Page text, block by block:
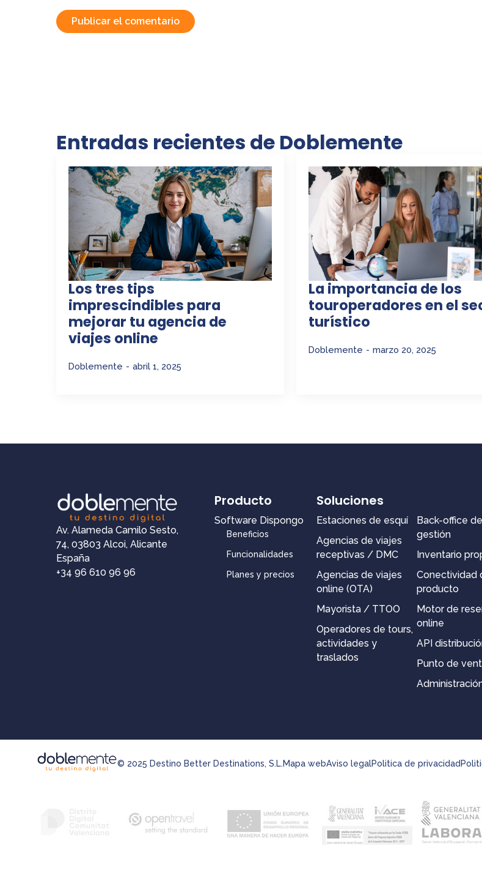
Entradas recientes de Doblemente
Los tres tips
imprescindibles para
mejorar tu agencia de
viajes online
Doblemente abril 1, 2025
La importancia de los
touroperadores en el
turístico
Doblemente marzo 20, 2025
Av. Alameda Camilo Sesto,
74, 03803 Alcoi, Alicante
España
+34 96 610 96 96
Producto
Software Dispongo
Beneficios
Funcionalidades
Planes y precios
Soluciones
Estaciones de esquí
Agencias de viajes
receptivas / DMC
Agencias de viajes
online (OTA)
Mayorista / TTOO
Operadores de tours,
actividades y
traslados
Back-office de
gestión
Inventario
Conectividad
producto
Motor de
online
API
Punto de
© 2025 Destino Better Destinations, S.L.Mapa webAviso legalPolitica de privacidad